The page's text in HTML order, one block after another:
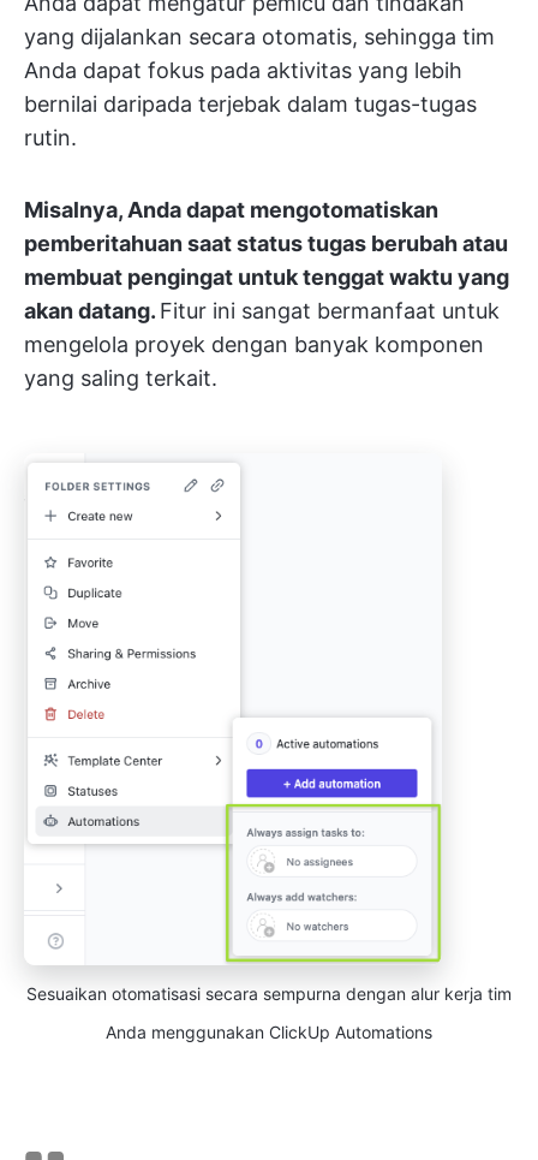
yang dijalankan secara otomatis, sehingga tim
Anda dapat fokus pada aktivitas yang lebih
bernilai daripada terjebak dalam tugas-tugas
rutin.
Misalnya, Anda dapat mengotomatiskan
pemberitahuan saat status tugas berubah atau
membuat pengingat untuk tenggat waktu yang
akan datang. Fitur ini sangat bermanfaat untuk
mengelola proyek dengan banyak komponen
yang saling terkait.
Sesuaikan otomatisasi secara sempurna dengan alur kerja tim
Anda menggunakan ClickUp Automations